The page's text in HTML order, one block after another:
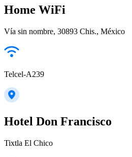
Home WiFi
Vía sin nombre, 30893 Chis., México
Telcel-A239
Hotel Don Francisco
Tixtla El Chico